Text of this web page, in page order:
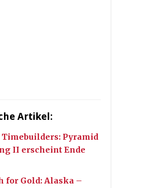
Artikel:
Timebuilders: Pyramid
II erscheint Ende
for Gold: Alaska –